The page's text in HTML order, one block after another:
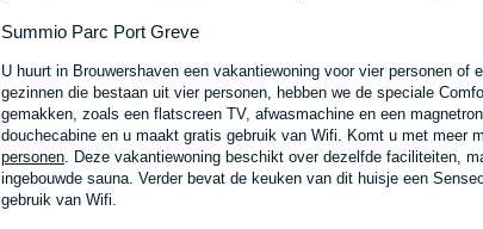
Summio Parc Port Greve
U huurt in Brouwershaven een vakantiewoning voor vier personen
gezinnen die bestaan uit vier personen, hebben we de speciale
gemakken, zoals een flatscreen TV, afwasmachine en een
douchecabine en u maakt gratis gebruik van Wifi. Komt u met meer
personen. Deze vakantiewoning beschikt over dezelfde faciliteiten,
ingebouwde sauna. Verder bevat de keuken van dit huisje een
gebruik van Wifi.